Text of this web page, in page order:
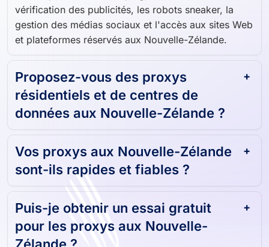
vérification des publicités, les robots sneaker, la
gestion des médias sociaux et l'accès aux sites Web
et plateformes réservés aux Nouvelle-Zélande.
Proposez-vous des proxys
résidentiels et de centres de
données aux Nouvelle-Zélande ?
Vos proxys aux Nouvelle-Zélande
sont-ils rapides et fiables ?
Puis-je obtenir un essai gratuit
pour les proxys aux Nouvelle-